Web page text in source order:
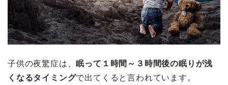
子供の夜驚症は、眠って１時間～３時間後の眠りが浅
くなるタイミングで出てくると言われています。